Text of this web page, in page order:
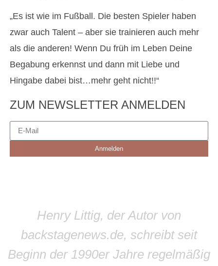
„Es ist wie im Fußball. Die besten Spieler haben
zwar auch Talent – aber sie trainieren auch mehr
als die anderen! Wenn Du früh im Leben Deine
Begabung erkennst und dann mit Liebe und
Hingabe dabei bist…mehr geht nicht!!“
ZUM NEWSLETTER ANMELDEN
Anmelden
Henry Littig, der Autor von
backstagenews.de, schreibt seit
Beginn der 1990er Jahre regelmäßig